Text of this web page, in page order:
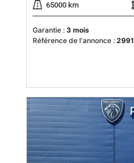
65000 km
Garantie : 3 mois
Référence de l'annonce : 2991